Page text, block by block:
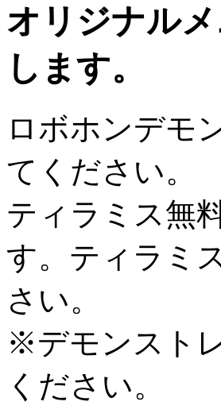
オリジナル
します。
ロボホンデモ
てください。
ティラミス無
す。ティラミ
さい。
※デモンスト
ください。